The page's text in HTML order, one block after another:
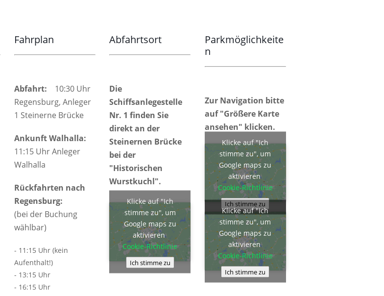
Fahrplan
Abfahrt: 10:30 Uhr
Regensburg, Anleger
1 Steinerne Brücke
Ankunft Walhalla:
11:15 Uhr Anleger
Walhalla
Rückfahrten nach
Regensburg:
(bei der Buchung
wählbar)
- 11:15 Uhr (kein
Aufenthalt!)
- 13:15 Uhr
- 16:15 Uhr
Abfahrtsort
Die
Schiffsanlegestelle
Nr. 1 finden Sie
direkt an der
Steinernen Brücke
bei der
"Historischen
Wurstkuchl".
Klicke auf "Ich
stimme zu", um
Google maps zu
aktivieren
Cookie-Richtlinie
Ich stimme zu
Parkmöglichkeite
n
Zur Navigation bitte
auf "Größere Karte
ansehen" klicken.
Klicke auf "Ich
stimme zu", um
Google maps zu
aktivieren
Cookie-Richtlinie
Ich stimme zu
Klicke auf "Ich
stimme zu", um
Google maps zu
aktivieren
Cookie-Richtlinie
Ich stimme zu